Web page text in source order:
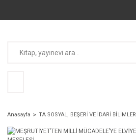
Anasayfa TA SOSYAL, BEŞERİ VE İDARİ BİLİMLER